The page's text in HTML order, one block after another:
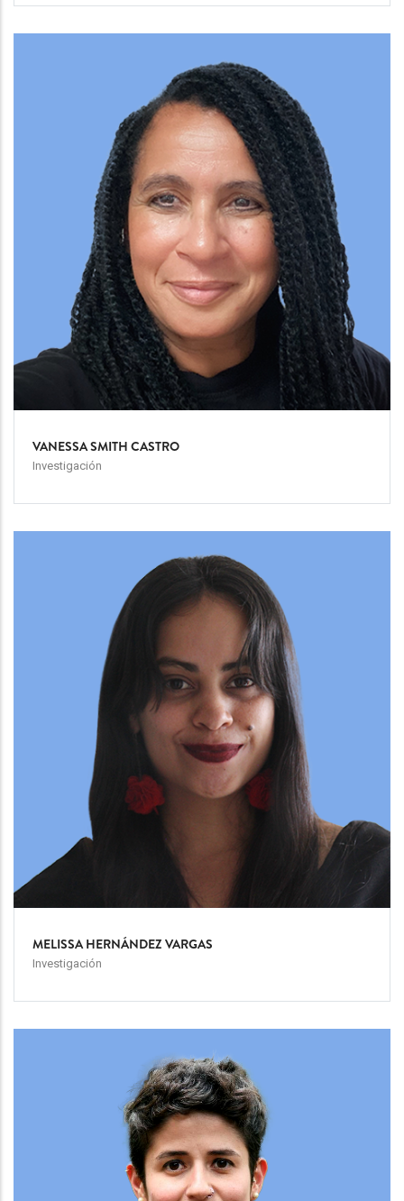
VANESSA SMITH CASTRO
Investigación
MELISSA HERNÁNDEZ VARGAS
Investigación